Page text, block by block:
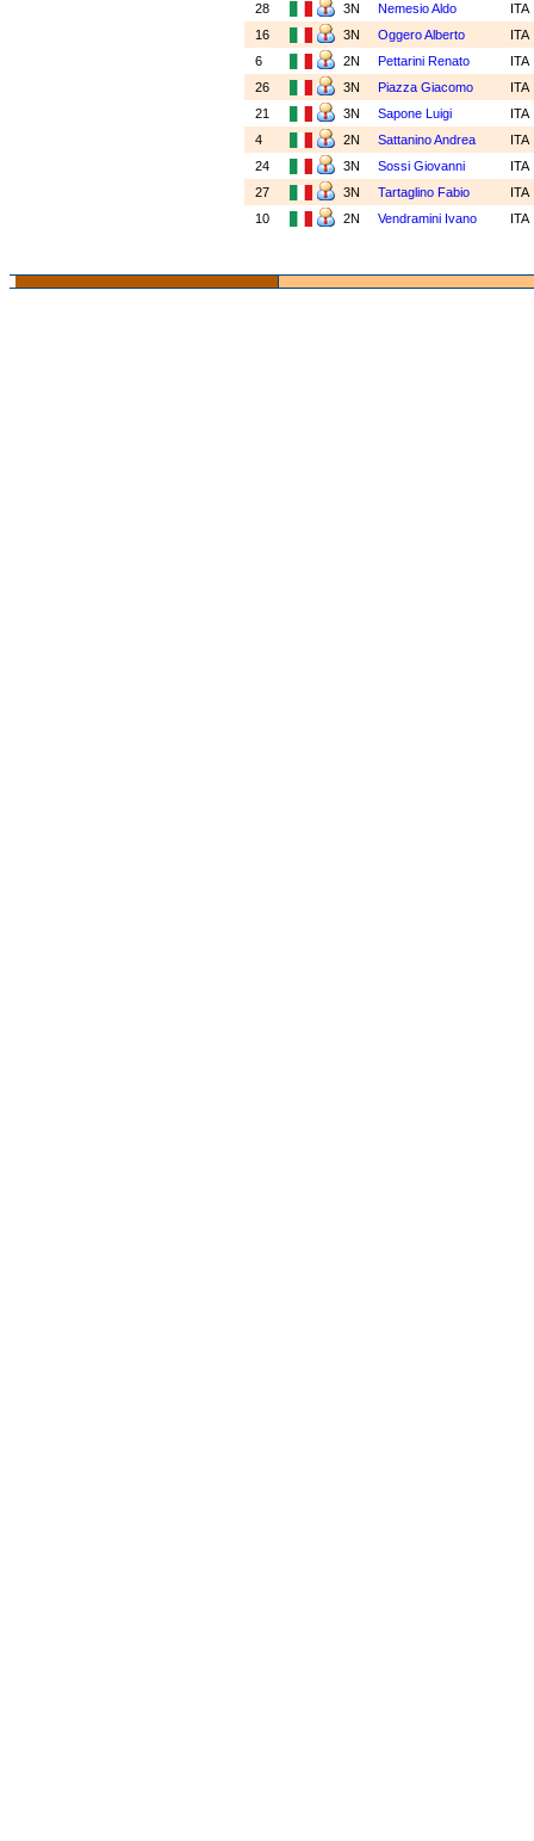
28
3N Nemesio Aldo
ITA
16
3N Oggero Alberto
ITA
6
2N Pettarini Renato
ITA
26
3N Piazza Giacomo
ITA
21
3N Sapone Luigi
ITA
4
2N Sattanino Andrea
ITA
24
3N Sossi Giovanni
ITA
27
3N Tartaglino Fabio
ITA
10
2N Vendramini Ivano ITA